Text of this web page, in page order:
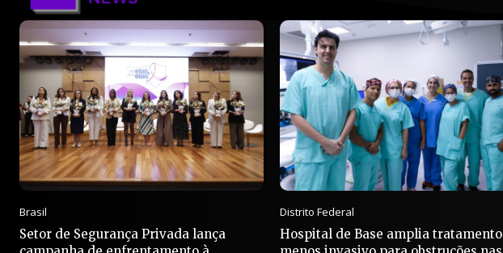
Brasil
Setor de Segurança Privada lança
Distrito Federal
Hospital de Base amplia tratamento